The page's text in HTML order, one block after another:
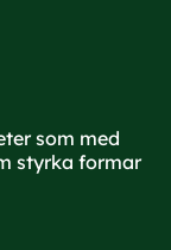
som med
styrka formar